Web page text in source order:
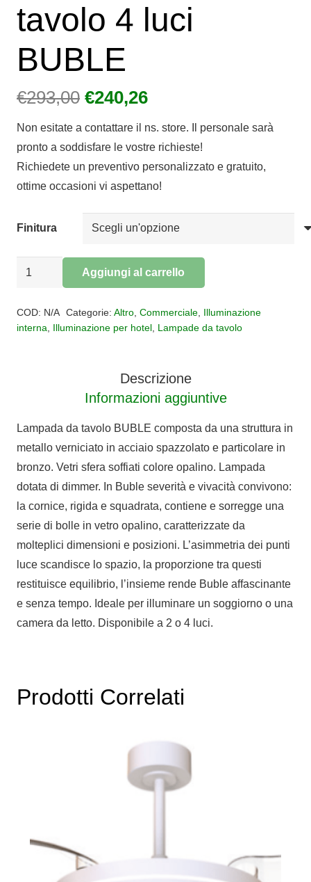
tavolo 4 luci
BUBLE
€293,00 Il
originale
era:
€293,00.
€240,26Il
attuale
è:
€240,26.
Non esitate a contattare il ns. store. Il personale sarà
pronto a soddisfare le vostre richieste!
Richiedete un preventivo personalizzato e gratuito,
ottime occasioni vi aspettano!
Finitura
Lampada
4
Aggiungi al carrello
COD: N/A Categorie: Altro, Commerciale, Illuminazione
interna, Illuminazione per hotel, Lampade da tavolo
Descrizione
Informazioni aggiuntive
Lampada da tavolo BUBLE composta da una struttura in
metallo verniciato in acciaio spazzolato e particolare in
bronzo. Vetri sfera soffiati colore opalino. Lampada
dotata di dimmer. In Buble severità e vivacità convivono:
la cornice, rigida e squadrata, contiene e sorregge una
serie di bolle in vetro opalino, caratterizzate da
molteplici dimensioni e posizioni. L’asimmetria dei punti
luce scandisce lo spazio, la proporzione tra questi
restituisce equilibrio, l’insieme rende Buble affascinante
e senza tempo. Ideale per illuminare un soggiorno o una
camera da letto. Disponibile a 2 o 4 luci.
Prodotti Correlati